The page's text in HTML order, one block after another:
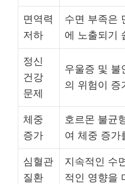
면역력
저하
수면 부족은
에 노출되기
정신
건강
문제
우울증 및 불
의 위험이 증
체중
증가
호르몬 불균
여 체중 증가
심혈관
질환
지속적인 수
적인 영향을